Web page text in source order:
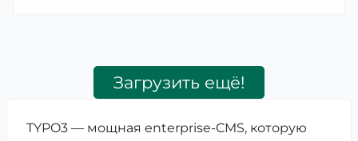
TYPO3 — мощная enterprise-CMS, которую
Загрузить ещё!